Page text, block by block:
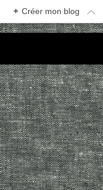
+ Créer mon blog